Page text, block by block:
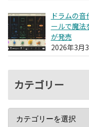
ドラムの
ールで魔
が発売
2026年3月
カテゴリー